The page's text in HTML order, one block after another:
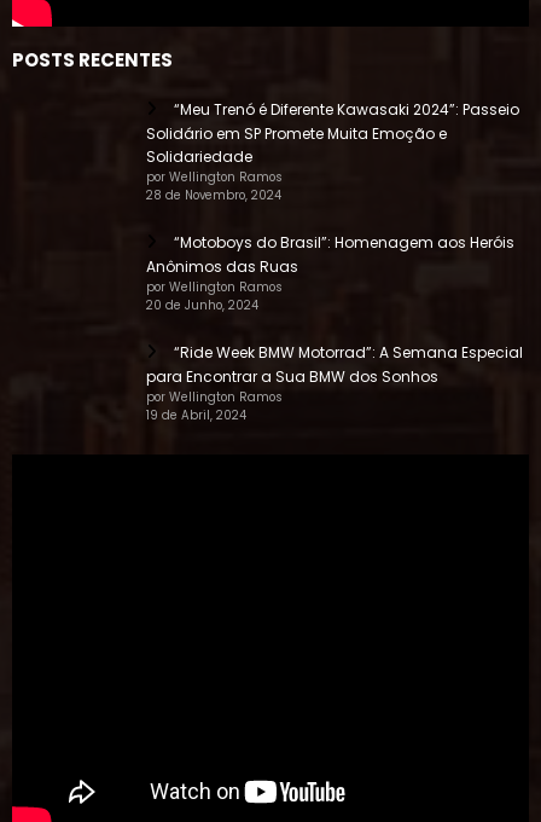
Solidário em SP Promete Muita Emoção e
Solidariedade
por Wellington Ramos
28 de Novembro, 2024
Anônimos das Ruas
por Wellington Ramos
20 de Junho, 2024
para Encontrar a Sua BMW dos Sonhos
por Wellington Ramos
19 de Abril, 2024